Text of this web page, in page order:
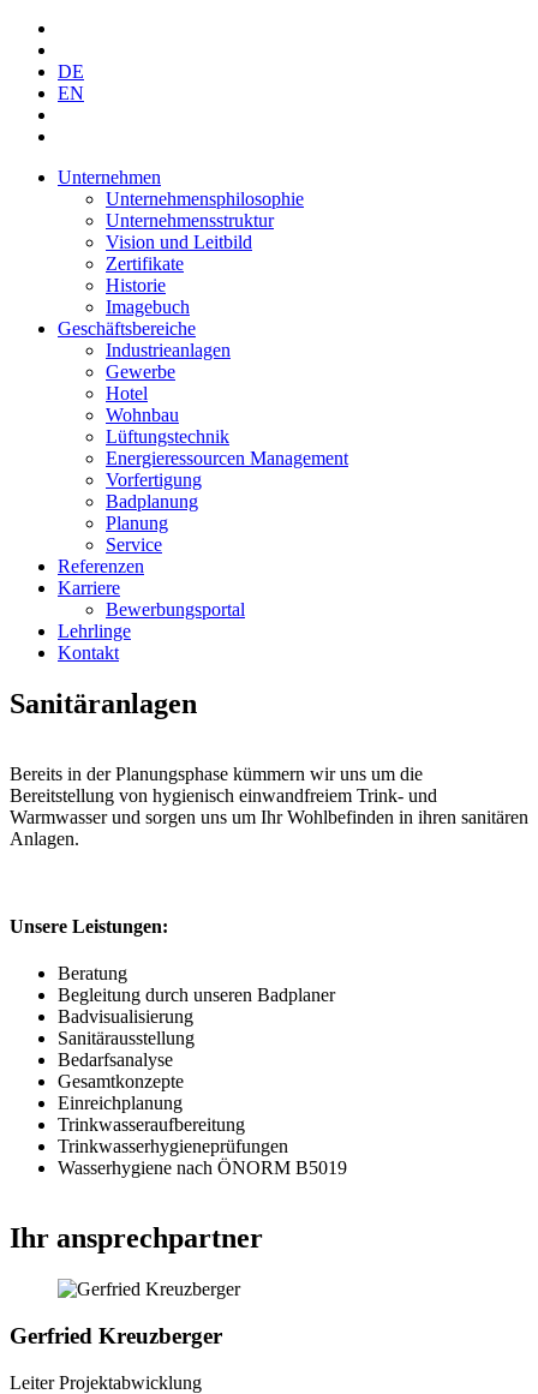
DE
EN
Unternehmen
Unternehmensphilosophie
Unternehmensstruktur
Vision und Leitbild
Zertifikate
Historie
Imagebuch
Geschäftsbereiche
Industrieanlagen
Gewerbe
Hotel
Wohnbau
Lüftungstechnik
Energieressourcen Management
Vorfertigung
Badplanung
Planung
Service
Referenzen
Karriere
Bewerbungsportal
Lehrlinge
Kontakt
Sanitäranlagen
Bereits in der Planungsphase kümmern wir uns um die
Bereitstellung von hygienisch einwandfreiem Trink- und
Warmwasser und sorgen uns um Ihr Wohlbefinden in ihren sanitären
Anlagen.
Unsere Leistungen:
Beratung
Begleitung durch unseren Badplaner
Badvisualisierung
Sanitärausstellung
Bedarfsanalyse
Gesamtkonzepte
Einreichplanung
Trinkwasseraufbereitung
Trinkwasserhygieneprüfungen
Wasserhygiene nach ÖNORM B5019
Ihr ansprechpartner
Gerfried Kreuzberger
Leiter Projektabwicklung